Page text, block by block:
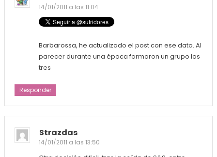
14/01/2011 a las 11:04
Barbarossa, he actualizado el post con ese dato. Al
parecer durante una época formaron un grupo las
tres
Responder
Strazdas
14/01/2011 a las 13:50